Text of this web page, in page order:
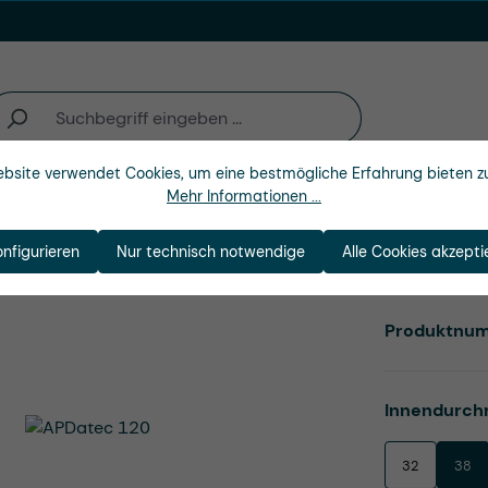
Unternehmen
32 38
verwendet Cookies, um eine bestmögliche Erfahrung bieten
Mehr Informationen ...
Nur technisch notwendige Alle Cookies